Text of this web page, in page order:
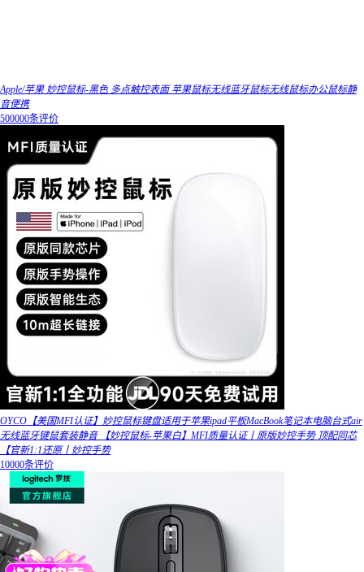
Apple/苹果 妙控鼠标-黑色 多点触控表面 苹果鼠标无线蓝牙鼠标无线鼠标办公鼠标静
音便携
500000条评价
OYCO【美国MFI认证】妙控鼠标键盘适用于苹果ipad平板MacBook笔记本电脑台式air
无线蓝牙键鼠套装静音 【妙控鼠标-苹果白】MFI质量认证丨原版妙控手势 顶配同芯
【官新1:1还原丨妙控手势
10000条评价